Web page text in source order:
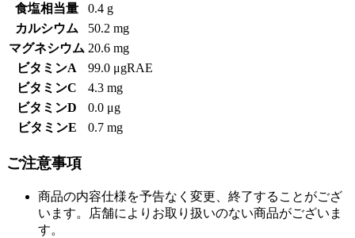
食塩相当量
0.4 g
カルシウム
50.2 mg
マグネシウム 20.6 mg
ビタミンA
99.0 μgRAE
ビタミンC
4.3 mg
ビタミンD
0.0 μg
ビタミンE
0.7 mg
ご注意事項
商品の内容仕様を予告なく変更、終了することがござ
います。店舗によりお取り扱いのない商品がございま
す。